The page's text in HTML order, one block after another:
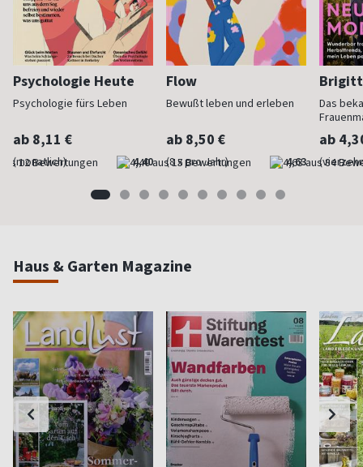
Psychologie Heute
Psychologie fürs Leben
ab 8,11 €
(monatlich) 4,40
Flow
Bewußt leben und erleben
ab 8,50 €
(8 x pro Jahr) 4,63
Das
ab
Haus & Garten Magazine